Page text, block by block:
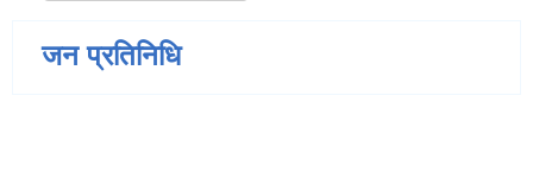
जन प्रतिनिधि